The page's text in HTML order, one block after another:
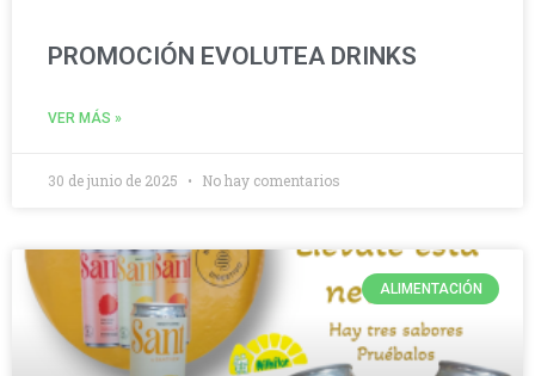
PROMOCIÓN EVOLUTEA DRINKS
VER MÁS »
30 de junio de 2025 No hay comentarios
ALIMENTACIÓN